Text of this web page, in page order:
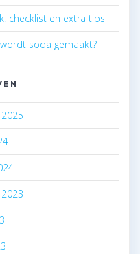
checklist en extra tips
soda gemaakt?